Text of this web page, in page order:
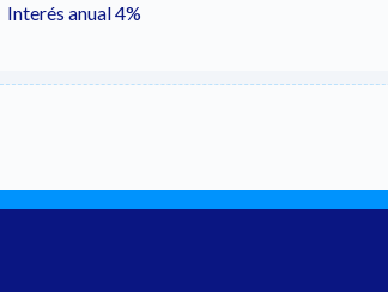
Interés anual 4%